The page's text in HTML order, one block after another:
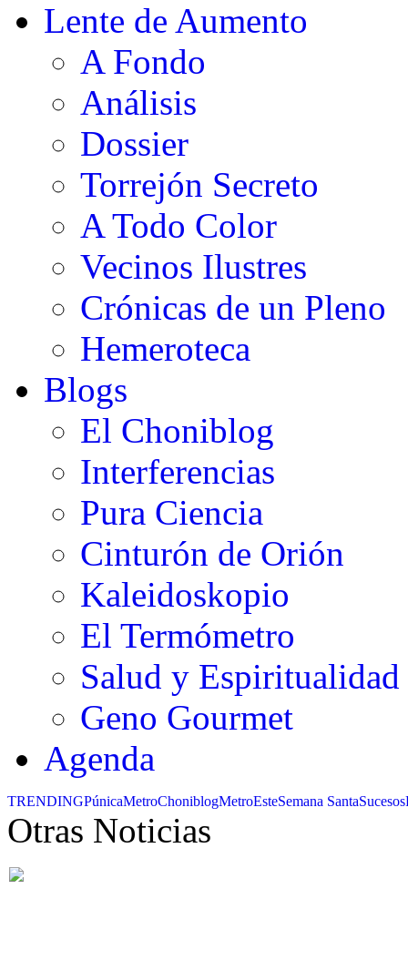
Lente de Aumento
A Fondo
Análisis
Dossier
Torrejón Secreto
A Todo Color
Vecinos Ilustres
Crónicas de un Pleno
Hemeroteca
Blogs
El Choniblog
Interferencias
Pura Ciencia
Cinturón de Orión
Kaleidoskopio
El Termómetro
Salud y Espiritualidad
Geno Gourmet
Agenda
TRENDINGPúnicaMetroChoniblogMetroEsteSemana SantaSucesos
Otras Noticias